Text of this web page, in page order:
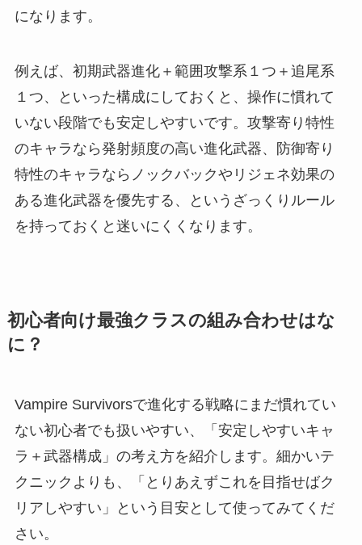
になります。
例えば、初期武器進化＋範囲攻撃系１つ＋追尾系
１つ、といった構成にしておくと、操作に慣れて
いない段階でも安定しやすいです。攻撃寄り特性
のキャラなら発射頻度の高い進化武器、防御寄り
特性のキャラならノックバックやリジェネ効果の
ある進化武器を優先する、というざっくりルール
を持っておくと迷いにくくなります。
初心者向け最強クラスの組み合わせはな
に？
Vampire Survivorsで進化する戦略にまだ慣れてい
ない初心者でも扱いやすい、「安定しやすいキャ
ラ＋武器構成」の考え方を紹介します。細かいテ
クニックよりも、「とりあえずこれを目指せばク
リアしやすい」という目安として使ってみてくだ
さい。